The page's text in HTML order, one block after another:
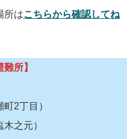
所はこちらから確認してね
所】
2丁目）
之元）